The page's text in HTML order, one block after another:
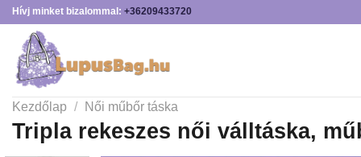
Skip
content
Hívj minket bizalommal: +36209433720
Kezdőlap / Női műbőr táska
Tripla rekeszes női válltáska,